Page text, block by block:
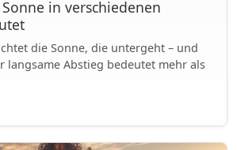
in verschiedenen
die Sonne, die untergeht – und
langsame Abstieg bedeutet mehr als